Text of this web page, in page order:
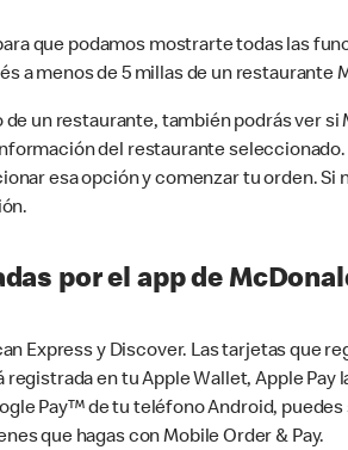
que podamos mostrarte todas las
a menos de 5 millas de un restaurante
un restaurante, también podrás ver
del restaurante
esa opción y comenzar tu orden.
por el app de
Express y Discover. Las tarjetas que
en tu Apple Wallet, Apple
Pay™ de tu teléfono Android,
que hagas con Mobile Order & Pay.